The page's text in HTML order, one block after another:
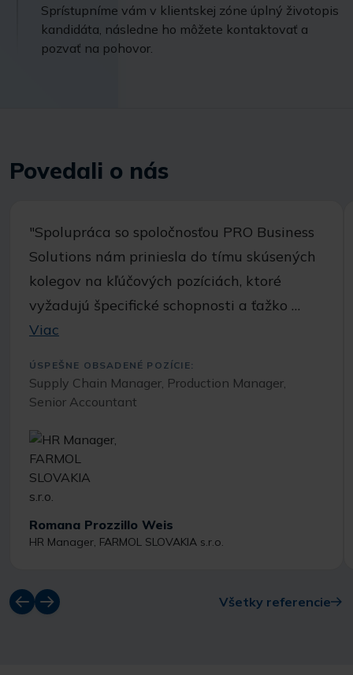
Sprístupníme vám v klientskej zóne úplný životopis
kandidáta, následne ho môžete kontaktovať a
pozvať na pohovor.
Povedali o nás
"Spolupráca so spoločnosťou PRO Business
Solutions nám priniesla do tímu skúsených
kolegov na kľúčových pozíciách, ktoré
vyžadujú špecifické schopnosti a ťažko …
Viac
ÚSPEŠNE OBSADENÉ POZÍCIE:
Supply Chain Manager, Production Manager,
Senior Accountant
Romana Prozzillo Weis
HR Manager, FARMOL SLOVAKIA s.r.o.
Všetky referencie